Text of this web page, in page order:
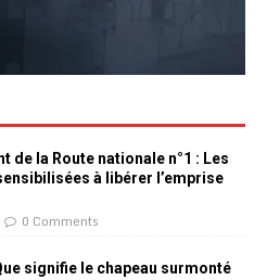
de la Route nationale n°1 : Les
à libérer l’emprise
0 Comments
signifie le chapeau surmonté